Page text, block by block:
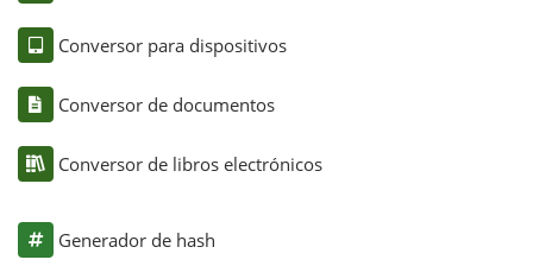
Conversor para dispositivos
Conversor de documentos
Conversor de libros electrónicos
Generador de hash